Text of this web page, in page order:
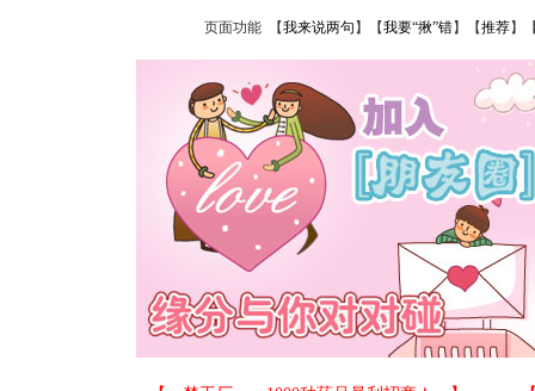
页面功能 【我来说两句 】【我要“揪”错】【推荐】